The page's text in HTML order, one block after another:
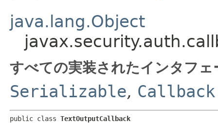
java.lang.Object
すべての実装されたインタフ
Serializable, Callback
public class TextOutputCallback